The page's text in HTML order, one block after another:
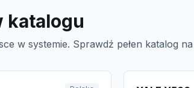
katalogu
w systemie. Sprawdź pełen katalog na